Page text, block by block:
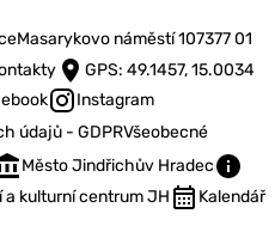
Masarykovo náměstí 107377 01
GPS: 49.1457, 15.0034
Instagram
údajů - GDPRVšeobecné
Město Jindřichův Hradec
a kulturní centrum JH
Kalendář